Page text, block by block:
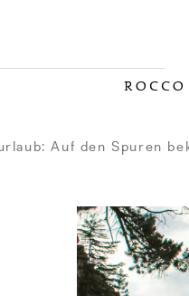
Auf den Spuren